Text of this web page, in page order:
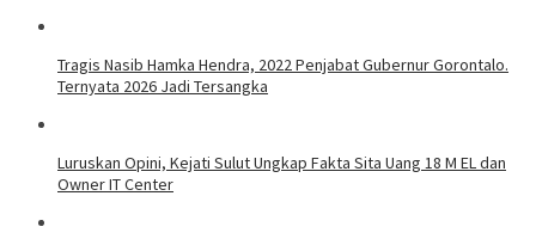
Tragis Nasib Hamka Hendra, 2022 Penjabat Gubernur Gorontalo.
Ternyata 2026 Jadi Tersangka
Luruskan Opini, Kejati Sulut Ungkap Fakta Sita Uang 18 M EL dan
Owner IT Center